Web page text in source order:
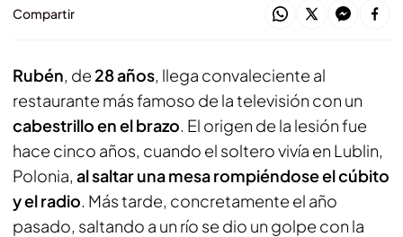
Compartir
Rubén, de 28 años, llega convaleciente al
restaurante más famoso de la televisión con un
cabestrillo en el brazo. El origen de la lesión fue
hace cinco años, cuando el soltero vivía en Lublin,
Polonia, al saltar una mesa rompiéndose el cúbito
y el radio. Más tarde, concretamente el año
pasado, saltando a un río se dio un golpe con la